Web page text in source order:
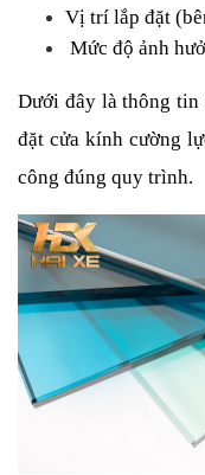
Vị trí lắp đặt
Mức độ ảnh
Dưới đây là thông
đặt cửa kính cường
công đúng quy trình.